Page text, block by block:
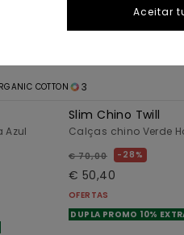
COTTON
Azul
3
Slim Chino Twill
Calças chino Verde
€ 70,00 28%
€ 50,40
OFERTAS
DUPLA PROMO 10%
Aceitar